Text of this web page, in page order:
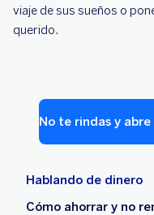
viaje de sus sueños o
querido.
No te rindas y
Hablando de dinero
Cómo ahorrar y no